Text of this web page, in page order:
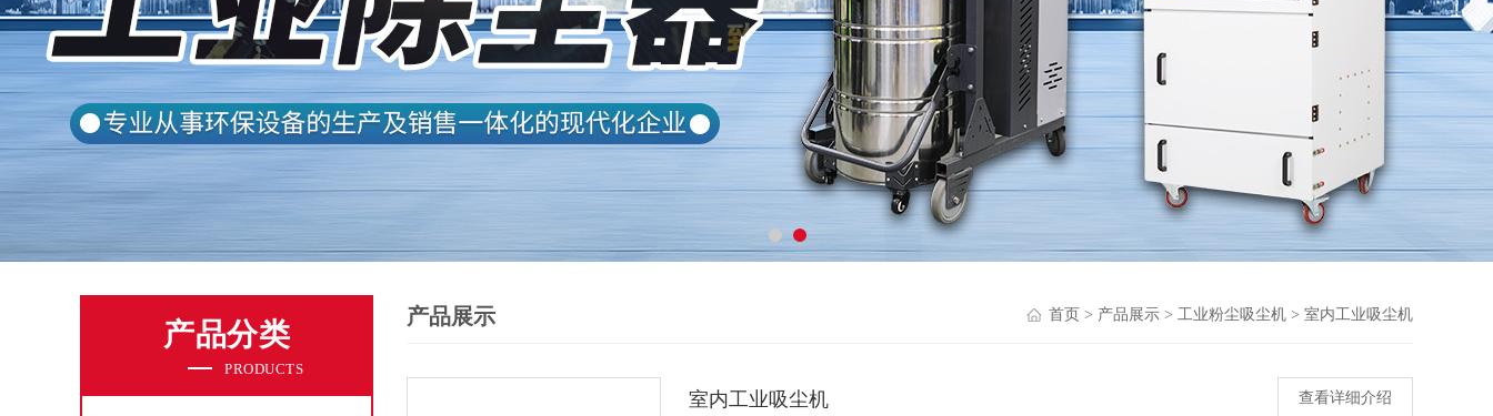
产品分类
PRODUCTS
产品展示 首页 > 产品展示 > 工业粉尘吸尘机 > 室内工业吸尘机
室内工业吸尘机 查看详细介绍